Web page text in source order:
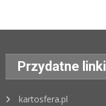
Przydatne linki
kartosfera.pl